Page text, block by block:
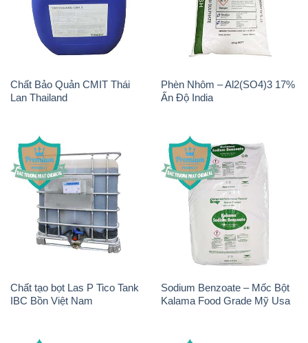
Chất Bảo Quản CMIT Thái
Lan Thailand
Phèn Nhôm – Al2(SO4)3 17%
Ấn Độ India
Chất tạo bọt Las P Tico Tank
IBC Bồn Việt Nam
Sodium Benzoate – Mốc Bột
Kalama Food Grade Mỹ Usa